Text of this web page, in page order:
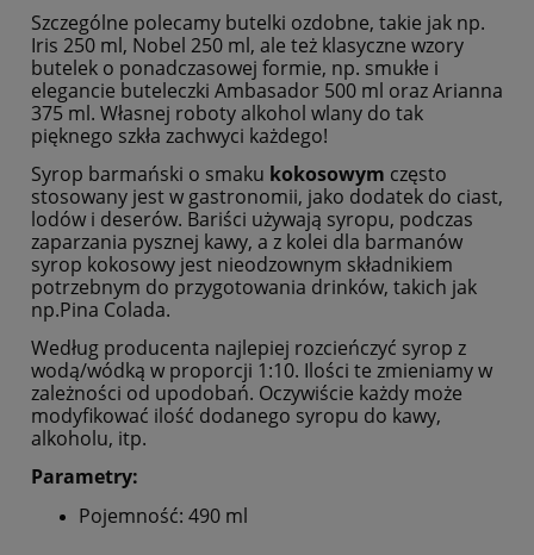
Szczególne polecamy butelki ozdobne, takie jak np.
Iris 250 ml, Nobel 250 ml, ale też klasyczne wzory
butelek o ponadczasowej formie, np. smukłe i
elegancie buteleczki Ambasador 500 ml oraz Arianna
375 ml. Własnej roboty alkohol wlany do tak
pięknego szkła zachwyci każdego!
Syrop barmański o smaku kokosowym często
stosowany jest w gastronomii, jako dodatek do ciast,
lodów i deserów. Bariści używają syropu, podczas
zaparzania pysznej kawy, a z kolei dla barmanów
syrop kokosowy jest nieodzownym składnikiem
potrzebnym do przygotowania drinków, takich jak
np.Pina Colada.
Według producenta najlepiej rozcieńczyć syrop z
wodą/wódką w proporcji 1:10. Ilości te zmieniamy w
zależności od upodobań. Oczywiście każdy może
modyfikować ilość dodanego syropu do kawy,
alkoholu, itp.
Parametry:
Pojemność: 490 ml